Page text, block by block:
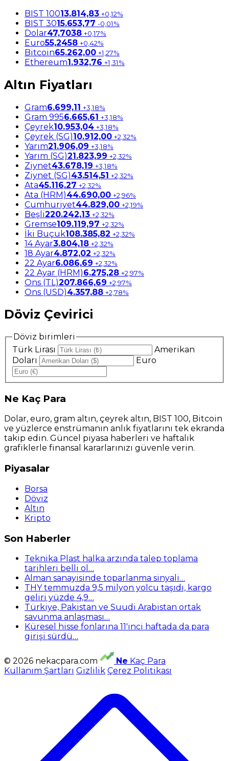
BIST 10013.814,83 +0,12%
BIST 3015.653,77 -0,01%
Dolar47,7038 +0,17%
Euro55,2458 +0,42%
Bitcoin65.262,00 +1,27%
Ethereum1.932,76 +1,31%
Altın Fiyatları
Gram6.699,11 +3,18%
Gram 9956.665,61 +3,18%
Çeyrek10.953,04 +3,18%
Çeyrek (SG)10.912,00 +2,32%
Yarım21.906,09 +3,18%
Yarım (SG)21.823,99 +2,32%
Ziynet43.678,19 +3,18%
Ziynet (SG)43.514,51 +2,32%
Ata45.116,27 +2,32%
Ata (HRM)44.690,00 +2,96%
Cumhuriyet44.829,00 +2,19%
Beşli220.242,13 +2,32%
Gremse109.119,97 +2,32%
İki Buçuk108.385,82 +2,32%
14 Ayar3.804,18 +2,32%
18 Ayar4.872,02 +2,32%
22 Ayar6.086,69 +2,32%
22 Ayar (HRM)6.275,28 +2,97%
Ons (TL)207.866,69 +2,97%
Ons (USD)4.357,88 +2,78%
Döviz Çevirici
Döviz birimleri
Türk Lirası
Amerikan
Doları
Euro
Ne Kaç Para
Dolar, euro, gram altın, çeyrek altın, BIST 100, Bitcoin
ve yüzlerce enstrümanın anlık fiyatlarını tek ekranda
takip edin. Güncel piyasa haberleri ve haftalık
grafiklerle finansal kararlarınızı güvenle verin.
Piyasalar
Borsa
Döviz
Altın
Kripto
Son Haberler
Teknika Plast halka arzında talep toplama
tarihleri belli ol…
Alman sanayisinde toparlanma sinyali…
THY temmuzda 9,5 milyon yolcu taşıdı, kargo
geliri yüzde 4,9…
Türkiye, Pakistan ve Suudi Arabistan ortak
savunma anlaşması…
Küresel hisse fonlarına 11'inci haftada da para
girişi sürdü…
© 2026 nekacpara.com Ne Kaç Para
Kullanım Şartları Gizlilik Çerez Politikası